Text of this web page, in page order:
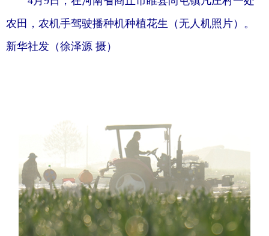
农田，农机手驾驶播种机种植花生（无人机照片）。
新华社发（徐泽源 摄）